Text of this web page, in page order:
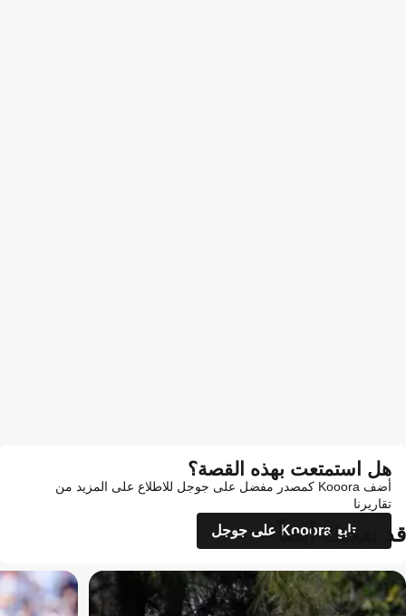
هل استمتعت بهذه القصة؟
أضف Kooora كمصدر مفضل على جوجل للاطلاع على المزيد من
تقاريرنا
تابع Kooora على جوجل
قد يعجبك أيضاً